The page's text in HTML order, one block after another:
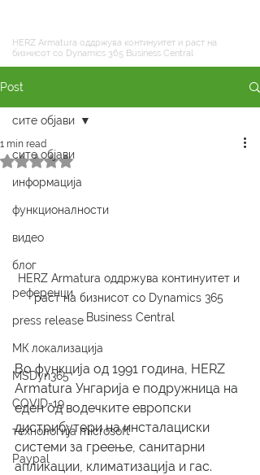
HERZ Armatura оддржува континуитет и раст на
бизнисот со Dynamics 365 Business Central
Post
сите објави
информација
функционалности
видео
блог
референци
press release
МК локализација
MSDyn365
COVID-19
технологија microsoft
Paypal
сите објави
1 min read
Rated NaN out of 5 stars.
HERZ Armatura оддржува континуитет и
раст на бизнисот со Dynamics 365
Business Central
Во функција од 1991 година, HERZ
Armatura Унгарија е подружница на
еден од водечките европски
дистрибутери на инсталациски
системи за греење, санитарни
апликации, климатизација и гас.